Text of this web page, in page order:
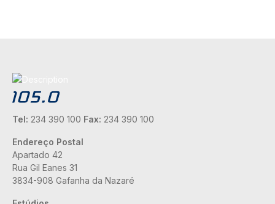
Tel: 234 390 100 Fax: 234 390 100
Endereço Postal
Apartado 42
Rua Gil Eanes 31
3834-908 Gafanha da Nazaré